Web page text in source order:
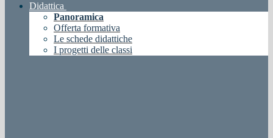
Didattica
Panoramica
Offerta formativa
Le schede didattiche
I progetti delle classi